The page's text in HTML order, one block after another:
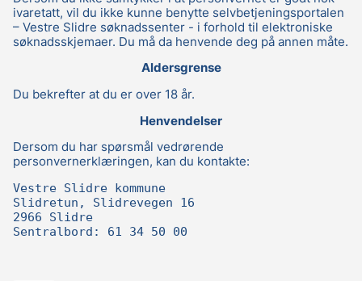
ivaretatt, vil du ikke kunne benytte selvbetjeningsportalen
– Vestre Slidre søknadssenter - i forhold til elektroniske
søknadsskjemaer. Du må da henvende deg på annen måte.
Aldersgrense
Du bekrefter at du er over 18 år.
Henvendelser
Dersom du har spørsmål vedrørende
personvernerklæringen, kan du kontakte:
Vestre Slidre kommune
Slidretun, Slidrevegen 16
2966 Slidre
Sentralbord: 61 34 50 00